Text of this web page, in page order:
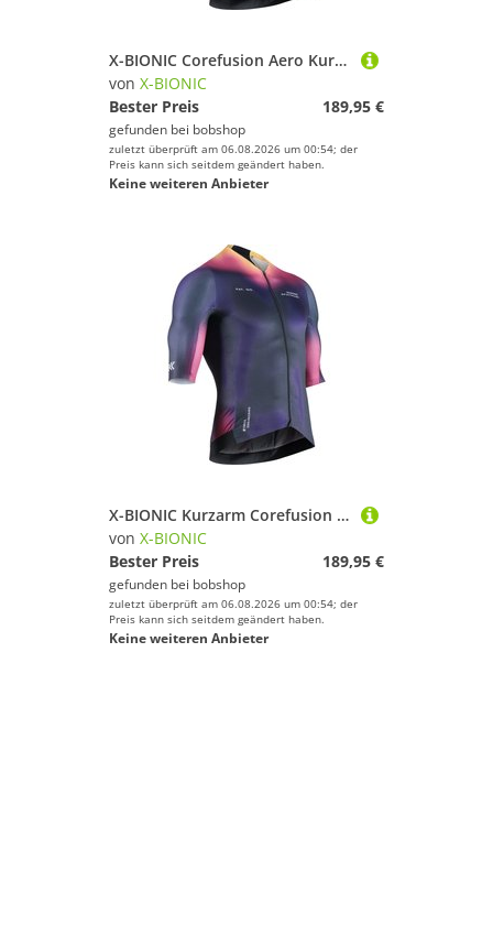
X-BIONIC Corefusion Aero Kurzarmtrikot, für Herren
von X-BIONIC
Bester Preis
189,95 €
gefunden bei bobshop
zuletzt überprüft am 06.08.2026 um 00:54; der
Preis kann sich seitdem geändert haben.
Keine weiteren Anbieter
X-BIONIC Kurzarm Corefusion Aero Trikot, für Herren, Größe XL, Radtrikot,
von X-BIONIC
Bester Preis
189,95 €
gefunden bei bobshop
zuletzt überprüft am 06.08.2026 um 00:54; der
Preis kann sich seitdem geändert haben.
Keine weiteren Anbieter